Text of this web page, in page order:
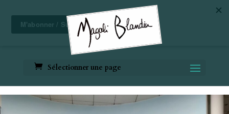
Sélectionner une page